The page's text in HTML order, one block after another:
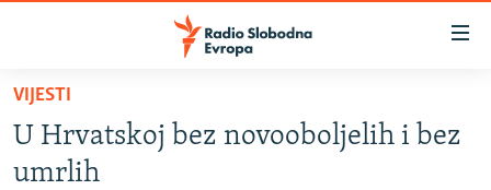
Pređite
glavni
sadržaj
BOSNA I HERCEGOVINA
VIJESTI
U Hrvatskoj bez novooboljelih i bez
umrlih